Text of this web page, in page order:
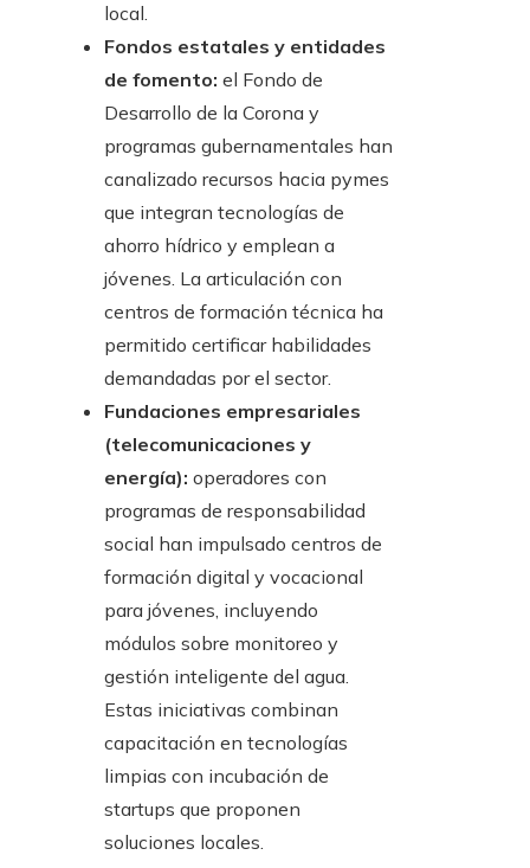
local.
Fondos estatales y entidades
de fomento: el Fondo de
Desarrollo de la Corona y
programas gubernamentales han
canalizado recursos hacia pymes
que integran tecnologías de
ahorro hídrico y emplean a
jóvenes. La articulación con
centros de formación técnica ha
permitido certificar habilidades
demandadas por el sector.
Fundaciones empresariales
(telecomunicaciones y
energía): operadores con
programas de responsabilidad
social han impulsado centros de
formación digital y vocacional
para jóvenes, incluyendo
módulos sobre monitoreo y
gestión inteligente del agua.
Estas iniciativas combinan
capacitación en tecnologías
limpias con incubación de
startups que proponen
soluciones locales.